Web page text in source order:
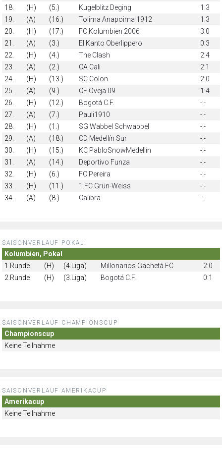
18.
(H) (5.) Kugelblitz Deging
1:3
19.
(A) (16.) Tolima Anapoima 1912
1:3
20.
(H) (17.) FC Kolumbien 2006
3:0
21.
(A) (3.) El Kanto Oberlippero
0:3
22.
(H) (4.) The Clash
2:4
23.
(A) (2.) CA Cali
2:1
24.
(H) (13.) SC Colon
2:0
25.
(A) (9.) CF Oveja 09
1:4
26.
(H) (12.) Bogotá C.F.
-:-
27.
(A) (7.) Pauli1910
-:-
28.
(H) (1.) SG Wabbel Schwabbel
-:-
29.
(A) (18.) CD Medellín Sur
-:-
30.
(H) (15.) KC PabloSnowMedellín
-:-
31.
(A) (14.) Deportivo Funza
-:-
32.
(H) (6.) FC Pereira
-:-
33.
(H) (11.) 1.FC Grün-Weiss
-:-
34.
(A) (8.) Calibra -:-
SAISONVERLAUF POKAL:
Kolumbien, Pokal
1.Runde
(H) (4.Liga) Millonarios Gachetá FC
2:0
2.Runde
(H) (3.Liga) Bogotá C.F. 0:1
SAISONVERLAUF CHAMPIONSCUP
Championscup
Keine Teilnahme
SAISONVERLAUF AMERIKACUP
Amerikacup
Keine Teilnahme